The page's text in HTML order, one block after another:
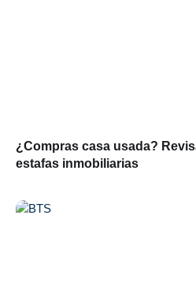
¿Compras casa usada?
estafas inmobiliarias